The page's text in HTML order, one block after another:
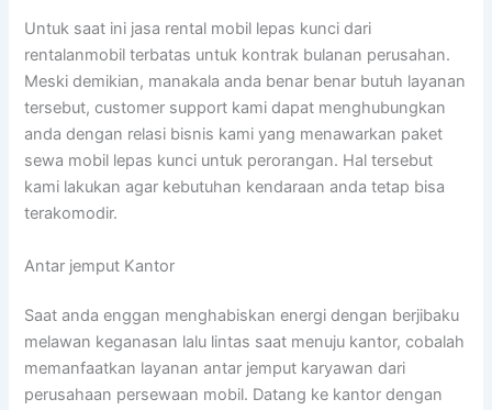
Untuk saat ini jasa rental mobil lepas kunci dari
rentalanmobil terbatas untuk kontrak bulanan perusahan.
Meski demikian, manakala anda benar benar butuh layanan
tersebut, customer support kami dapat menghubungkan
anda dengan relasi bisnis kami yang menawarkan paket
sewa mobil lepas kunci untuk perorangan. Hal tersebut
kami lakukan agar kebutuhan kendaraan anda tetap bisa
terakomodir.
Antar jemput Kantor
Saat anda enggan menghabiskan energi dengan berjibaku
melawan keganasan lalu lintas saat menuju kantor, cobalah
memanfaatkan layanan antar jemput karyawan dari
perusahaan persewaan mobil. Datang ke kantor dengan